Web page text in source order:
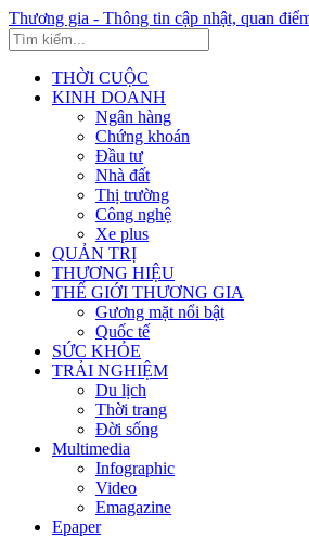
Thương gia - Thông tin cập nhật, quan
THỜI CUỘC
KINH DOANH
Ngân hàng
Chứng khoán
Đầu tư
Nhà đất
Thị trường
Công nghệ
Xe plus
QUẢN TRỊ
THƯƠNG HIỆU
THẾ GIỚI THƯƠNG GIA
Gương mặt nổi bật
Quốc tế
SỨC KHỎE
TRẢI NGHIỆM
Du lịch
Thời trang
Đời sống
Multimedia
Infographic
Video
Emagazine
Epaper